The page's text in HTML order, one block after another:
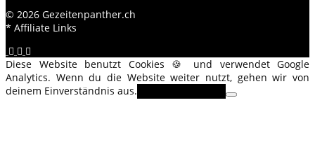
© 2026 Gezeitenpanther.ch
* Affiliate Links
Diese Website benutzt Cookies 🍪 und verwendet Google
Analytics. Wenn du die Website weiter nutzt, gehen wir von
deinem Einverständnis aus.